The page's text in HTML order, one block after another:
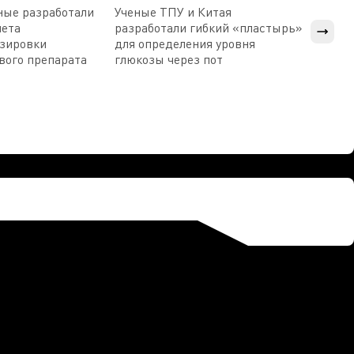
разработали
препарата
Ученые ТПУ и Китая
разработали гибкий «пластырь»
для определения уровня
глюкозы через пот